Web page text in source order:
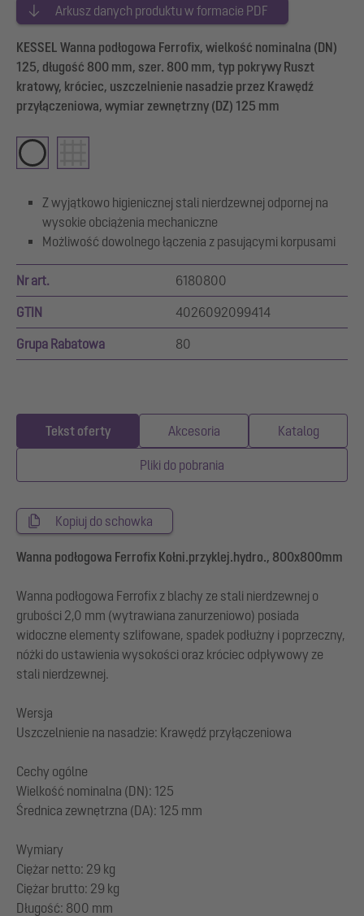
Arkusz danych produktu w formacie PDF
KESSEL Wanna podłogowa Ferrofix, wielkość nominalna (DN)
125, długość 800 mm, szer. 800 mm, typ pokrywy Ruszt
kratowy, króciec, uszczelnienie nasadzie przez Krawędź
przyłączeniowa, wymiar zewnętrzny (DZ) 125 mm
Z wyjątkowo higienicznej stali nierdzewnej odpornej na
wysokie obciążenia mechaniczne
Możliwość dowolnego łączenia z pasującymi korpusami
Nr art. 6180800
GTIN 4026092099414
Grupa Rabatowa 80
Tekst oferty Akcesoria Katalog
Pliki do pobrania
Kopiuj do schowka
Wanna podłogowa Ferrofix Kołni.przyklej.hydro., 800x800mm
Wanna podłogowa Ferrofix z blachy ze stali nierdzewnej o
grubości 2,0 mm (wytrawiana zanurzeniowo) posiada
widoczne elementy szlifowane, spadek podłużny i poprzeczny,
nóżki do ustawienia wysokości oraz króciec odpływowy ze
stali nierdzewnej.
Wersja
Uszczelnienie na nasadzie: Krawędź przyłączeniowa
Cechy ogólne
Wielkość nominalna (DN): 125
Średnica zewnętrzna (DA): 125 mm
Wymiary
Ciężar netto: 29 kg
Ciężar brutto: 29 kg
Długość: 800 mm